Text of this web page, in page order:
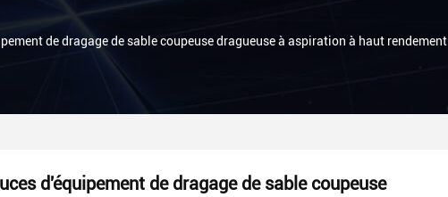
de dragage de sable coupeuse dragueuse à aspiration à haut rendement
d'équipement de dragage de sable coupeuse